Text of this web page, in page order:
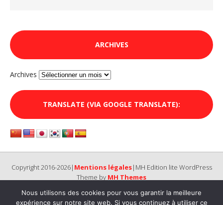
ARCHIVES
Archives
TRANSLATE (VIA GOOGLE TRANSLATE):
Copyright 2016-2026| Mentions légales|MH Edition lite WordPress
Theme by MH Themes
Nous utilisons des cookies pour vous garantir la meilleure
expérience sur notre site web. Si vous continuez à utiliser ce